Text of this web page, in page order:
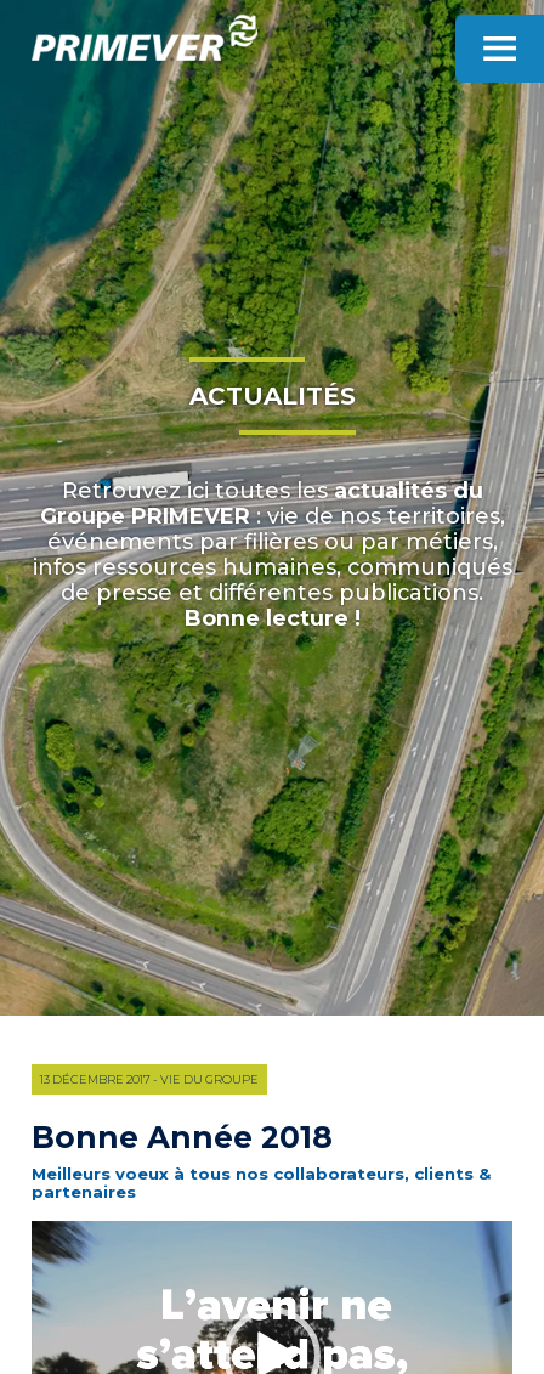
ACTUALITÉS
Retrouvez ici toutes lesactualités du
Groupe PRIMEVER: vie de nos territoires,
événements par filières ou par métiers,
infos ressources humaines, communiqués
de presse et différentes publications.
Bonne lecture !
13 DÉCEMBRE 2017 - VIE DU GROUPE
Bonne Année 2018
Meilleurs voeux à tous nos collaborateurs, clients &
partenaires
Lecteur
vidéo
Panneau de gestion des cookies